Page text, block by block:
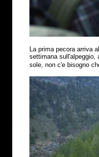
La prima pecora arriva
settimana sull'alpeggio,
sole, non c'e bisogno